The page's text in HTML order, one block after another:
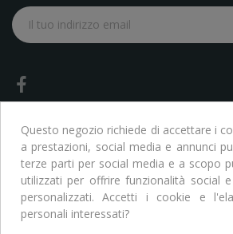
Copyright © Libreria Scientifica Ragni. Tutti
Questo negozio richiede di accettare i
a prestazioni, social media e annunci
terze parti per social media e a scopo
utilizzati per offrire funzionalità social
personalizzati. Accetti i cookie e
personali interessati?